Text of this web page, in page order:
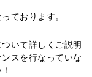
ております。
いて詳しくご説明
スを行なっていな